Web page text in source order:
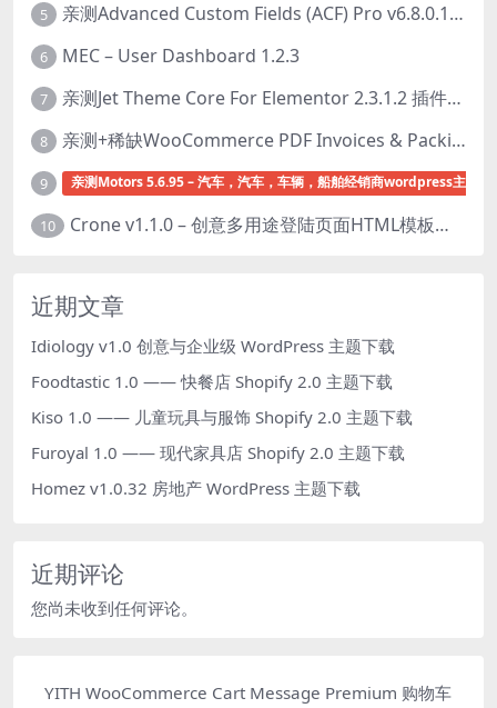
5 亲测Advanced Custom Fields (ACF) Pro v6.8.0.1 + Advanced Custom Fields: Extended PRO v0.9.2.3 | 网站开发自定义字段插件下载
6 MEC – User Dashboard 1.2.3
7 亲测Jet Theme Core For Elementor 2.3.1.2 插件下载
8 亲测+稀缺WooCommerce PDF Invoices & Packing Slips Professional v2.20.0 + Templates v2.25.1 [by WpOverNight] WooCommerce PDF 发票和装箱单插件下载
9 亲测Motors 5.6.95 – 汽车，汽车，车辆，船舶经销商wordpress主题下
10 Crone v1.1.0 – 创意多用途登陆页面HTML模板下载
近期文章
Idiology v1.0 创意与企业级 WordPress 主题下载
Foodtastic 1.0 —— 快餐店 Shopify 2.0 主题下载
Kiso 1.0 —— 儿童玩具与服饰 Shopify 2.0 主题下载
Furoyal 1.0 —— 现代家具店 Shopify 2.0 主题下载
Homez v1.0.32 房地产 WordPress 主题下载
近期评论
您尚未收到任何评论。
YITH WooCommerce Cart Message Premium 购物车